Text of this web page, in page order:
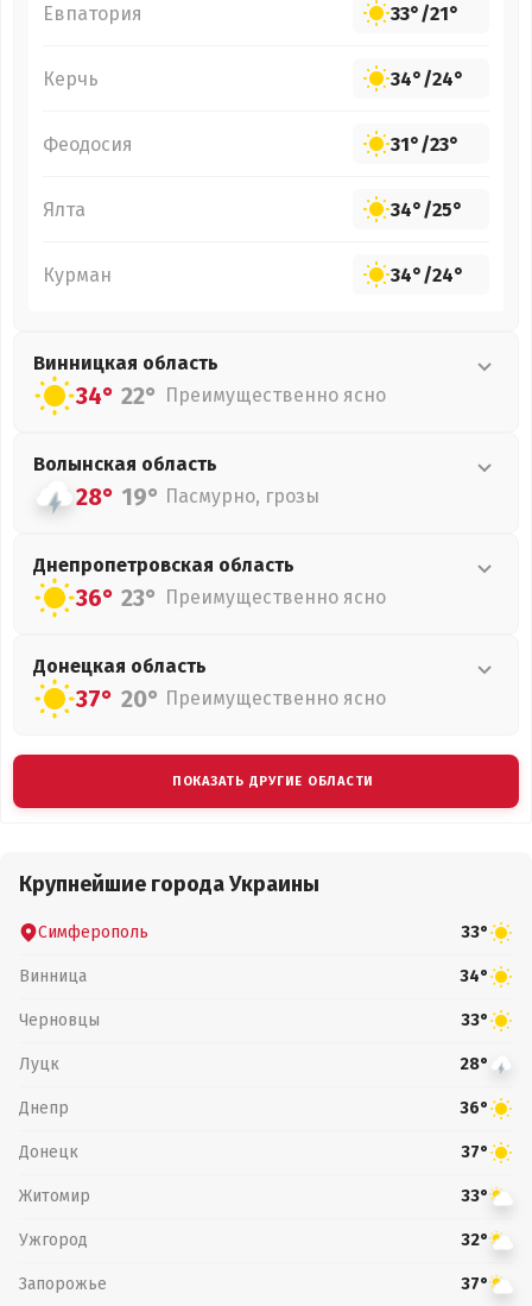
Евпатория 33°/21°
Керчь 34°/24°
Феодосия 31°/23°
Ялта 34°/25°
Курман 34°/24°
Винницкая область
34° 22° Преимущественно ясно
Волынская область
28° 19° Пасмурно, грозы
Днепропетровская область
36° 23° Преимущественно ясно
Донецкая область
37° 20° Преимущественно ясно
ПОКАЗАТЬ ДРУГИЕ ОБЛАСТИ
Крупнейшие города Украины
Симферополь 33°
Винница 34°
Черновцы 33°
Луцк 28°
Днепр 36°
Донецк 37°
Житомир 33°
Ужгород 32°
Запорожье 37°